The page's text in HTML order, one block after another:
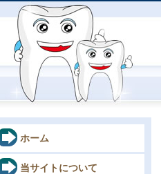
ホーム
当サイトについて